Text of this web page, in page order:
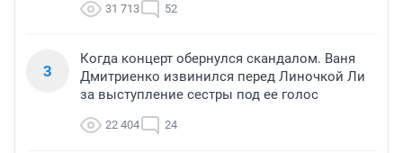
31 713 52
3
Когда концерт обернулся скандалом. Ваня
Дмитриенко извинился перед Линочкой Ли
за выступление сестры под ее голос
22 404 24